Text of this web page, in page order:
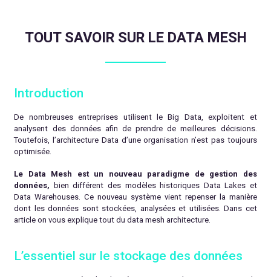
TOUT SAVOIR SUR LE DATA MESH
Introduction
De nombreuses entreprises utilisent le Big Data, exploitent et
analysent des données afin de prendre de meilleures décisions.
Toutefois, l’architecture Data d’une organisation n’est pas toujours
optimisée.
Le Data Mesh est un nouveau paradigme de gestion des
données, bien différent des modèles historiques Data Lakes et
Data Warehouses. Ce nouveau système vient repenser la manière
dont les données sont stockées, analysées et utilisées. Dans cet
article on vous explique tout du data mesh architecture.
L’essentiel sur le stockage des données